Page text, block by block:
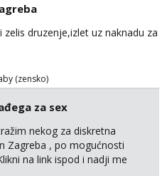
zelis druzenje,izlet uz naknadu za
(zensko)
za sex
nekog za diskretna
Zagreba , po mogućnosti
na link ispod i nadji me